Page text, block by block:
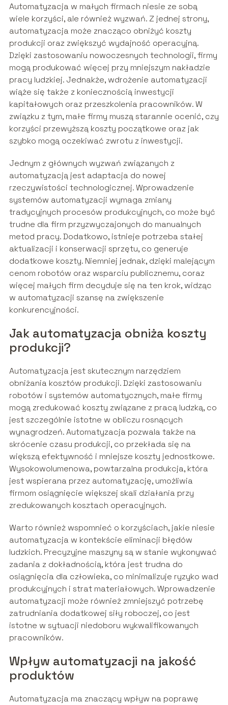
Automatyzacja w małych firmach niesie ze sobą
wiele korzyści, ale również wyzwań. Z jednej strony,
automatyzacja może znacząco obniżyć koszty
produkcji oraz zwiększyć wydajność operacyjną.
Dzięki zastosowaniu nowoczesnych technologii, firmy
mogą produkować więcej przy mniejszym nakładzie
pracy ludzkiej. Jednakże, wdrożenie automatyzacji
wiąże się także z koniecznością inwestycji
kapitałowych oraz przeszkolenia pracowników. W
związku z tym, małe firmy muszą starannie ocenić, czy
korzyści przewyższą koszty początkowe oraz jak
szybko mogą oczekiwać zwrotu z inwestycji.
Jednym z głównych wyzwań związanych z
automatyzacją jest adaptacja do nowej
rzeczywistości technologicznej. Wprowadzenie
systemów automatyzacji wymaga zmiany
tradycyjnych procesów produkcyjnych, co może być
trudne dla firm przyzwyczajonych do manualnych
metod pracy. Dodatkowo, istnieje potrzeba stałej
aktualizacji i konserwacji sprzętu, co generuje
dodatkowe koszty. Niemniej jednak, dzięki malejącym
cenom robotów oraz wsparciu publicznemu, coraz
więcej małych firm decyduje się na ten krok, widząc
w automatyzacji szansę na zwiększenie
konkurencyjności.
Jak automatyzacja obniża koszty
produkcji?
Automatyzacja jest skutecznym narzędziem
obniżania kosztów produkcji. Dzięki zastosowaniu
robotów i systemów automatycznych, małe firmy
mogą zredukować koszty związane z pracą ludzką, co
jest szczególnie istotne w obliczu rosnących
wynagrodzeń. Automatyzacja pozwala także na
skrócenie czasu produkcji, co przekłada się na
większą efektywność i mniejsze koszty jednostkowe.
Wysokowolumenowa, powtarzalna produkcja, która
jest wspierana przez automatyzację, umożliwia
firmom osiągnięcie większej skali działania przy
zredukowanych kosztach operacyjnych.
Warto również wspomnieć o korzyściach, jakie niesie
automatyzacja w kontekście eliminacji błędów
ludzkich. Precyzyjne maszyny są w stanie wykonywać
zadania z dokładnością, która jest trudna do
osiągnięcia dla człowieka, co minimalizuje ryzyko wad
produkcyjnych i strat materiałowych. Wprowadzenie
automatyzacji może również zmniejszyć potrzebę
zatrudniania dodatkowej siły roboczej, co jest
istotne w sytuacji niedoboru wykwalifikowanych
pracowników.
Wpływ automatyzacji na jakość
produktów
Automatyzacja ma znaczący wpływ na poprawę